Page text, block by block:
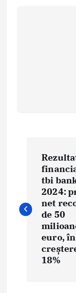
i
tbi
2024:
net
de 50
euro, în
18%